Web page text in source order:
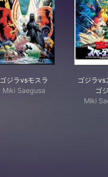
ゴジラvsモスラ
Miki Saegusa
ゴジラvs
ゴ
Miki